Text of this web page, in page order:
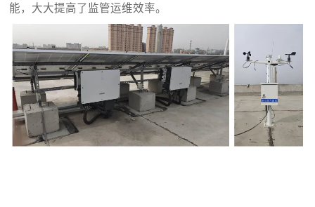
能，大大提高了监管运维效率。